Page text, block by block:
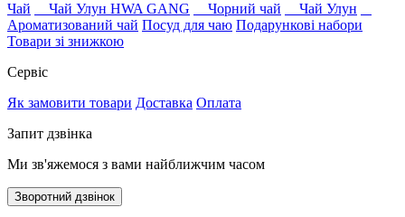
Чай
Чай Улун HWA GANG Чорний чай
Чай Улун
Ароматизований чай Посуд для чаю Подарункові набори
Товари зі знижкою
Сервіс
Як замовити товари Доставка Оплата
Запит дзвінка
Ми зв'яжемося з вами найближчим часом
Зворотний дзвінок